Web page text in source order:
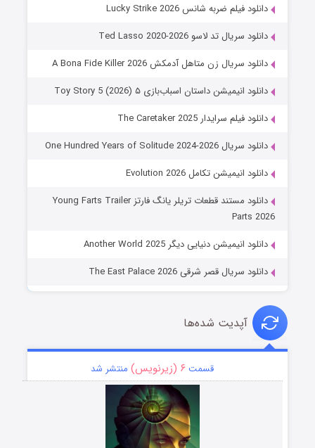
دانلود فیلم ضربه شانس Lucky Strike 2026
دانلود سریال تد لاسو Ted Lasso 2020-2026
دانلود سریال زن متاهل آدمکش A Bona Fide Killer 2026
دانلود انیمیشن داستان اسباب‌بازی ۵ Toy Story 5 (2026)
دانلود فیلم سرایدار The Caretaker 2025
دانلود سریال One Hundred Years of Solitude 2024-2026
دانلود انیمیشن تکامل Evolution 2026
دانلود مستند قطعات تریلر یانگ فارتز Young Farts Trailer
Parts 2026
دانلود انیمیشن دنیایی دیگر Another World 2025
دانلود سریال قصر شرقی The East Palace 2026
آپدیت شده‌ها
قسمت ۶ (زیرنویس) منتشر شد